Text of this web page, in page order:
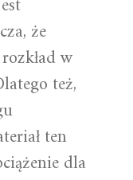
że
w
też,
ten
dla